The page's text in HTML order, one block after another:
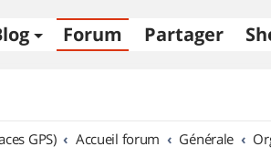
Forum Partager
GPS)
Accueil forum Générale